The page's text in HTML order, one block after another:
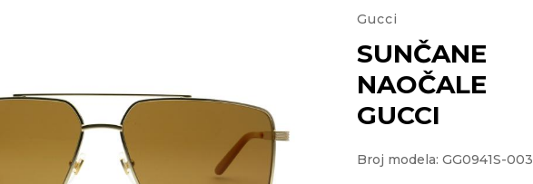
Gucci
SUNČANE
NAOČALE
GUCCI
Broj modela: GG0941S-003